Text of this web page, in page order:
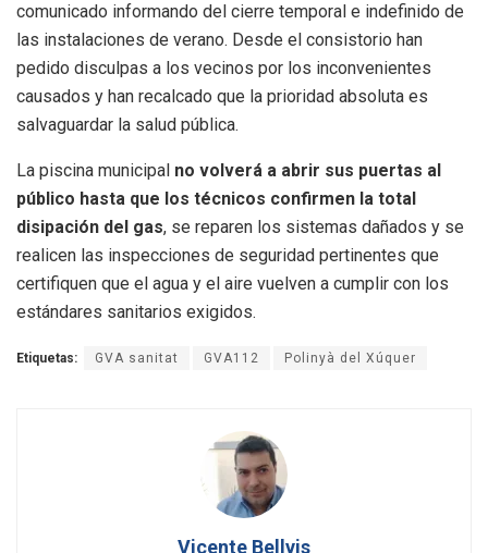
comunicado informando del cierre temporal e indefinido de
las instalaciones de verano. Desde el consistorio han
pedido disculpas a los vecinos por los inconvenientes
causados y han recalcado que la prioridad absoluta es
salvaguardar la salud pública.
La piscina municipal no volverá a abrir sus puertas al
público hasta que los técnicos confirmen la total
disipación del gas, se reparen los sistemas dañados y se
realicen las inspecciones de seguridad pertinentes que
certifiquen que el agua y el aire vuelven a cumplir con los
estándares sanitarios exigidos.
Etiquetas: GVA sanitat GVA112 Polinyà del Xúquer
Vicente Bellvis